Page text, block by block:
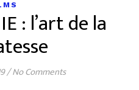
: l’art de la
/No Comments